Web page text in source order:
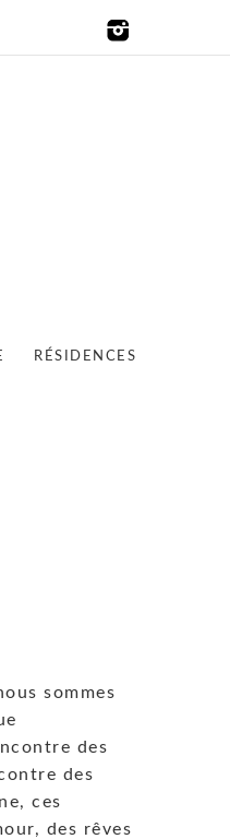
RÉSIDENCES
sommes
des
des
ces
des rêves